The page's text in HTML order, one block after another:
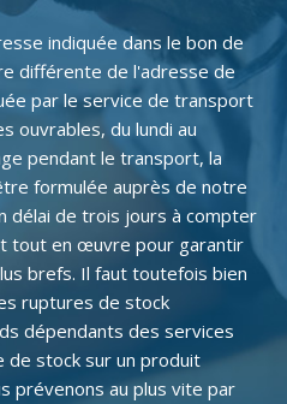
indiquée dans le bon de
différente de l'adresse de
par le service de transport
ouvrables, du lundi au
pendant le transport, la
formulée auprès de notre
délai de trois jours à compter
tout en œuvre pour garantir
brefs. Il faut toutefois bien
ruptures de stock
dépendants des services
de stock sur un produit
prévenons au plus vite par